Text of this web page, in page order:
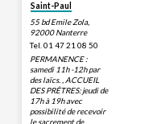
Saint-Paul
55 bd Emile Zola,
92000 Nanterre
Tel. 01 47 21 08 50
PERMANENCE :
samedi 11h -12h par
des laïcs. , ACCUEIL
DES PRÊTRES: jeudi de
17h à 19h avec
possibilité de recevoir
le sacrement de